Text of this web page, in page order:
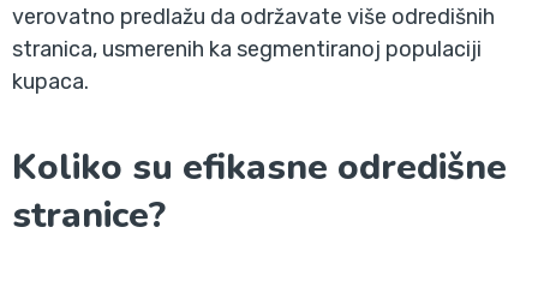
verovatno predlažu da održavate više odredišnih
stranica, usmerenih ka segmentiranoj populaciji
kupaca.
Koliko su efikasne odredišne
stranice?